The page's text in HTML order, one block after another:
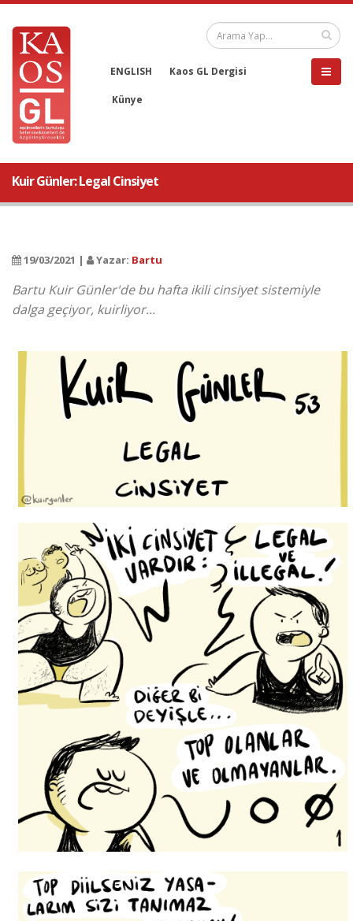
ENGLISH Kaos GL Dergisi
Künye
Kuir Günler: Legal Cinsiyet
19/03/2021 | Yazar: Bartu
Bartu Kuir Günler'de bu hafta ikili cinsiyet sistemiyle
dalga geçiyor, kuirliyor...